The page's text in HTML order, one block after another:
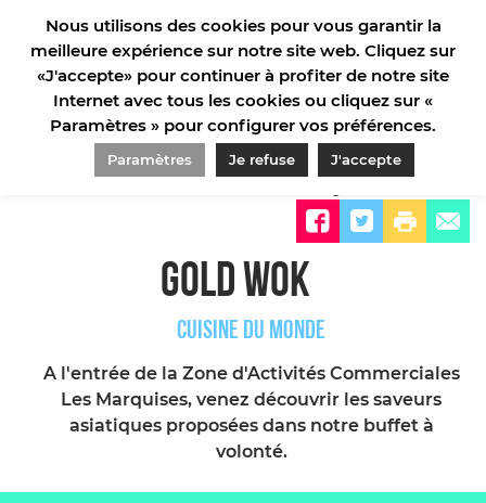
ACCUEIL/SÉJOURNER/RESTAURANTS/ CUISINES DU MONDE/ GOLD WOK
GOLD WOK
CUISINE DU MONDE
A l'entrée de la Zone d'Activités Commerciales
Les Marquises, venez découvrir les saveurs
asiatiques proposées dans notre buffet à
volonté.
Nous utilisons des cookies pour vous garantir la
meilleure expérience sur notre site web. Cliquez sur
«J'accepte» pour continuer à profiter de notre site
Internet avec tous les cookies ou cliquez sur «
Paramètres » pour configurer vos préférences.
Paramètres Je refuse J'accepte